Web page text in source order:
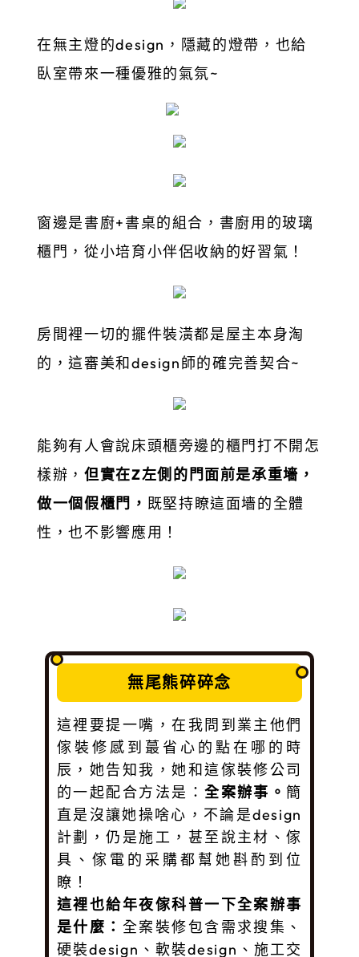
在無主燈的design，隱藏的燈帶，也給
臥室帶來一種優雅的氣氛~
窗邊是書廚+書桌的組合，書廚用的玻璃
櫃門，從小培育小伴侶收納的好習氣！
房間裡一切的擺件裝潢都是屋主本身淘
的，這審美和design師的確完善契合~
能夠有人會說床頭櫃旁邊的櫃門打不開怎
樣辦， 但實在Z左側的門面前是承重墻，
做一個假櫃門， 既堅持瞭這面墻的全體
性，也不影響應用！
無尾熊碎碎念
這裡要提一嘴，在我問到業主他們
傢裝修感到蕞省心的點在哪的時
辰，她告知我，她和這傢裝修公司
的一起配合方法是：全案辦事。 簡
直是沒讓她操啥心，不論是design
計劃，仍是施工，甚至說主材、傢
具、傢電的采購都幫她斟酌到位
瞭！
這裡也給年夜傢科普一下全案辦事
是什麼： 全案裝修包含需求搜集、
硬裝design、軟裝design、施工交